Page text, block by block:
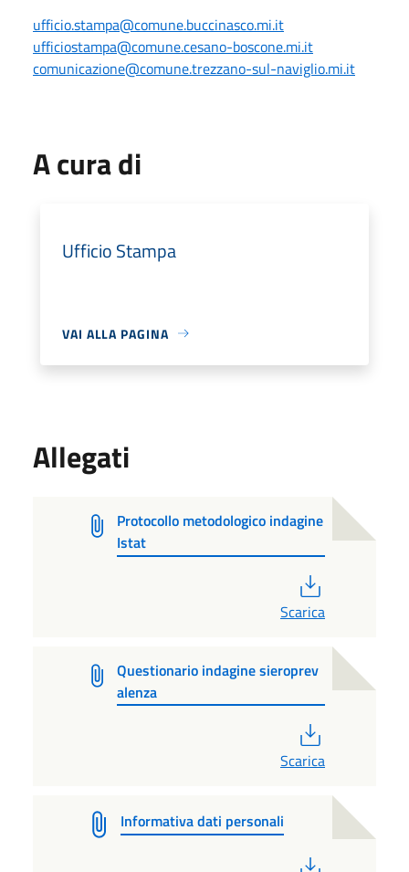
ufficio.stampa@comune.buccinasco.mi.it
ufficiostampa@comune.cesano-boscone.mi.it
comunicazione@comune.trezzano-sul-naviglio.mi.it
A cura di
Ufficio Stampa
VAI ALLA PAGINA
Allegati
Protocollo metodologico indagine
Istat
Scarica
Questionario indagine sieroprev
alenza
Scarica
Informativa dati personali